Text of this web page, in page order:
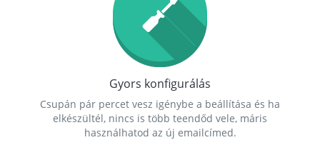
Gyors konfigurálás
Csupán pár percet vesz igénybe a beállítása és ha
elkészültél, nincs is több teendőd vele, máris
használhatod az új emailcímed.